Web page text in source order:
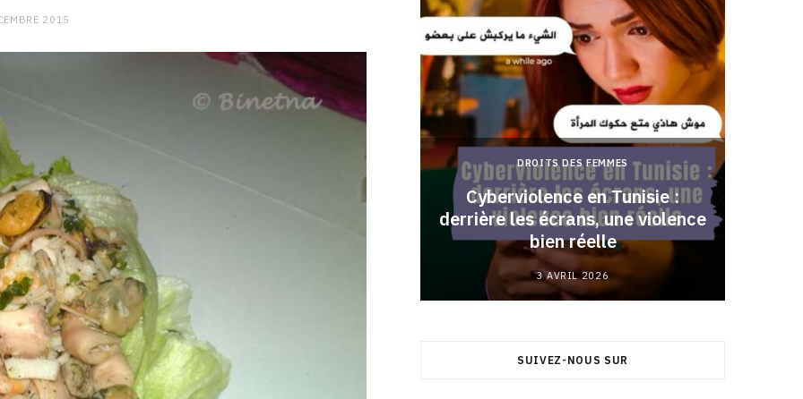
2015
DROITS DES FEMMES
Cyberviolence en Tunisie :
derrière les écrans, une violence
bien réelle
3 AVRIL 2026
SUIVEZ-NOUS SUR